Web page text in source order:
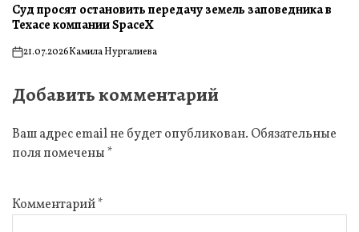
Суд просят остановить передачу земель заповедника в
Техасе компании SpaceX
on21.07.2026Камила Нургалиева
Добавить комментарий
Ваш адрес email не будет опубликован. Обязательные
поля помечены*
Комментарий*